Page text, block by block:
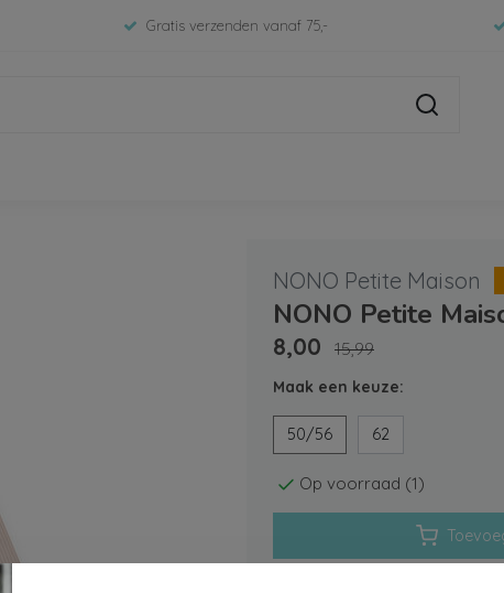
Gratis verzenden vanaf 75,-
NONO Petite Maison
NONO Petite
8,00 15,99
Maak een keuze:
50/56 62
Op voorraad (1)